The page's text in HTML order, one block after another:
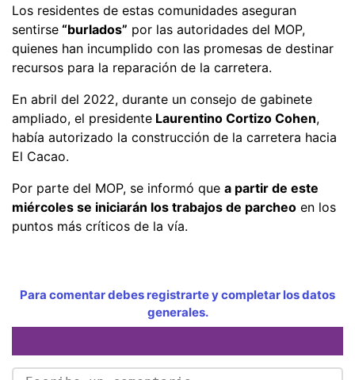
Los residentes de estas comunidades aseguran
sentirse “burlados” por las autoridades del MOP,
quienes han incumplido con las promesas de destinar
recursos para la reparación de la carretera.
En abril del 2022, durante un consejo de gabinete
ampliado, el presidente Laurentino Cortizo Cohen,
había autorizado la construcción de la carretera hacia
El Cacao.
Por parte del MOP, se informó que a partir de este
miércoles se iniciarán los trabajos de parcheo en los
puntos más críticos de la vía.
Para comentar debes registrarte y completar los datos
generales.